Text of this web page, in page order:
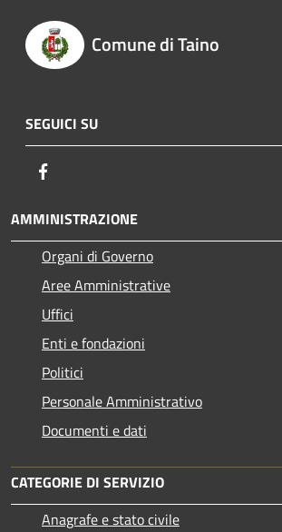
Comune di Taino
SEGUICI SU
AMMINISTRAZIONE
Organi di Governo
Aree Amministrative
Uffici
Enti e fondazioni
Politici
Personale Amministrativo
Documenti e dati
CATEGORIE DI SERVIZIO
Anagrafe e stato civile